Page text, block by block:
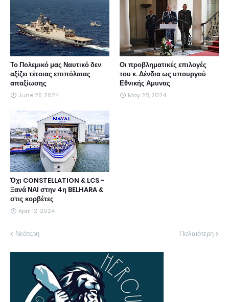
Το Πολεμικό μας Ναυτικό δεν
αξίζει τέτοιας επιπόλαιας
απαξίωσης
June 25, 2024
Οι προβληματικές επιλογές
του κ. Δένδια ως υπουργού
Εθνικής Αμυνας
May 28, 2024
Όχι CONSTELLATION & LCS -
Ξανά ΝΑΙ στην 4η BELHARA &
στις κορβέτες
April 12, 2024
Νεότερη Παλαιότερη